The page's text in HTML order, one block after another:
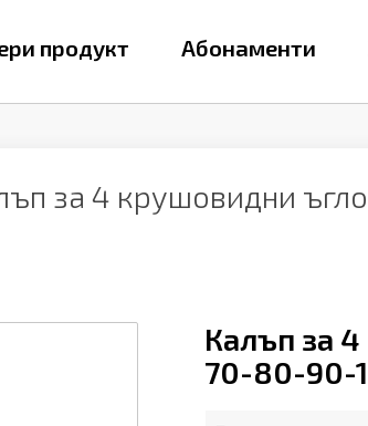
продукт Абонаменти
за 4 крушовидни
Калъп за
70-80-90-